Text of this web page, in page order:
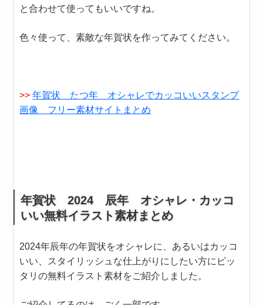
と合わせて使ってもいいですね。
色々使って、素敵な年賀状を作ってみてください。
>> 年賀状 たつ年 オシャレでカッコいいスタンプ
画像 フリー素材サイトまとめ
年賀状 2024 辰年 オシャレ・カッコ
いい無料イラスト素材まとめ
2024年辰年の年賀状をオシャレに、あるいはカッコ
いい、スタイリッシュな仕上がりにしたい方にピッ
タリの無料イラスト素材をご紹介しました。